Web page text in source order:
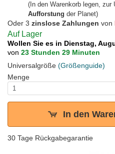
(In den Warenkorb legen, zur
Aufforstung der Planet)
Oder 3 zinslose Zahlungen von
Auf Lager
Wollen Sie es in Dienstag,
von 23 Stunden 29 Minuten
Universalgröße (Größenguide)
Menge
In den
30 Tage Rückgabegarantie